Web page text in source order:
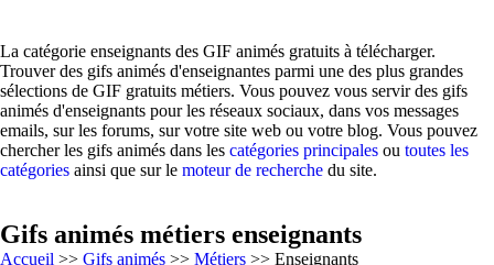
La catégorie enseignants des GIF animés gratuits à télécharger.
Trouver des gifs animés d'enseignantes parmi une des plus grandes
sélections de GIF gratuits métiers. Vous pouvez vous servir des gifs
animés d'enseignants pour les réseaux sociaux, dans vos messages
emails, sur les forums, sur votre site web ou votre blog. Vous pouvez
chercher les gifs animés dans les catégories principales ou toutes les
catégories ainsi que sur le moteur de recherche du site.
Gifs animés métiers enseignants
Accueil >> Gifs animés >> Métiers >> Enseignants